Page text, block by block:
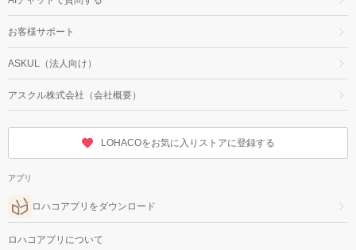
お客様サポート
ASKUL（法人向け）
アスクル株式会社（会社概要）
LOHACOをお気に入りストアに登録する
アプリ
ロハコアプリをダウンロード
ロハコアプリについて